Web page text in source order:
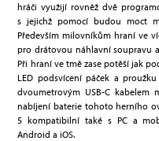
hráči využijí rovněž dvě
s jejichž pomocí budou moct
Především milovníkům hraní ve
pro drátovou náhlavní soupravu
Při hraní ve tmě zase potěší jak
LED podsvícení páček a
dvoumetrovým USB-C
nabíjení baterie tohoto herního
5 kompatibilní také s PC a
Android a iOS.